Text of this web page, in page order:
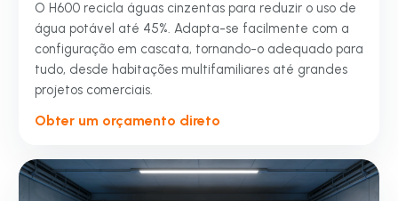
O H600 recicla águas cinzentas para reduzir o uso de
água potável até 45%. Adapta-se facilmente com a
configuração em cascata, tornando-o adequado para
tudo, desde habitações multifamiliares até grandes
projetos comerciais.
Obter um orçamento direto